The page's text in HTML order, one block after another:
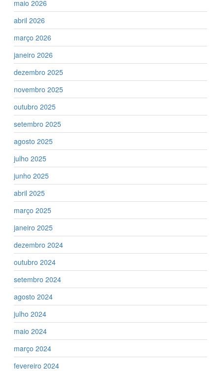
maio 2026
abril 2026
março 2026
janeiro 2026
dezembro 2025
novembro 2025
outubro 2025
setembro 2025
agosto 2025
julho 2025
junho 2025
abril 2025
março 2025
janeiro 2025
dezembro 2024
outubro 2024
setembro 2024
agosto 2024
julho 2024
maio 2024
março 2024
fevereiro 2024